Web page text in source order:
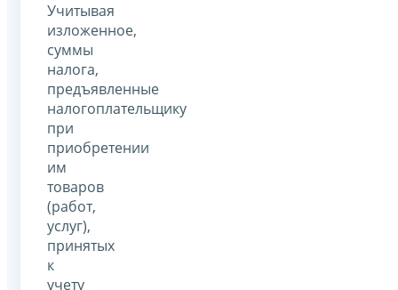
Учитывая
изложенное,
суммы
налога,
предъявленные
налогоплательщику
при
приобретении
им
товаров
(работ,
услуг),
принятых
к
учету